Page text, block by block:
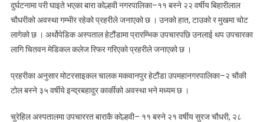
दुर्घटनामा परी घाइते भएका बारा कोल्हवी नगरपालिका–११ बस्ने २२ वर्षीय बिहारीलाल
चौधरीको अवस्था गम्भीर रहेको प्रहरीले जनाएको छ । उनको हात, टाउको र मुखमा चोट
लागेको छ । अर्थोपेडिक अस्पताल हेटौंडामा प्रारम्भिक उपचारपछि उनलाई थप उपचारका
लागि चितवन मेडिकल कलेज रिफर गरिएको प्रहरीले जनाएको छ ।
प्रहरीका अनुसार मोटरसाइकल चालक मकवानपुर हेटौंडा उपमहानगरपालिका–२ चौकी
टोल बस्ने ३५ वर्षीये इन्द्रबहादुर कार्कीको अवस्था भने मध्यम छ ।
चुरेहिल अस्पतालमा उपचाररत बाराकै कोल्हवी– ११ बस्ने २१ वर्षीय सुरज चौधरी, २८